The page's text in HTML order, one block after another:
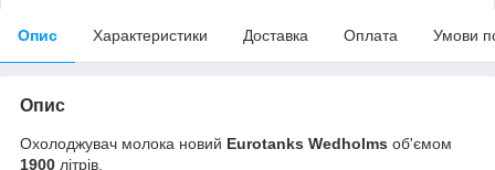
Опис Характеристики Доставка Оплата Умови
Опис
Охолоджувач молока новий Eurotanks Wedholms об'ємом
1900 літрів.